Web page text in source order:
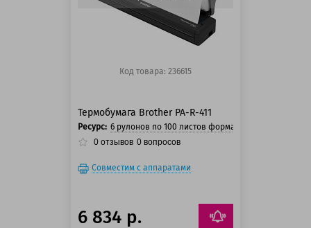
Код товара: 236615
Термобумага Brother PA-R-411
Ресурс: 6 рулонов по 100 листов формата А4
0 отзывов 0 вопросов
Совместим с аппаратами
6 834 р.